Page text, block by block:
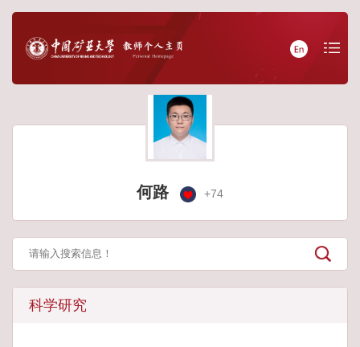
何路 +74
科学研究